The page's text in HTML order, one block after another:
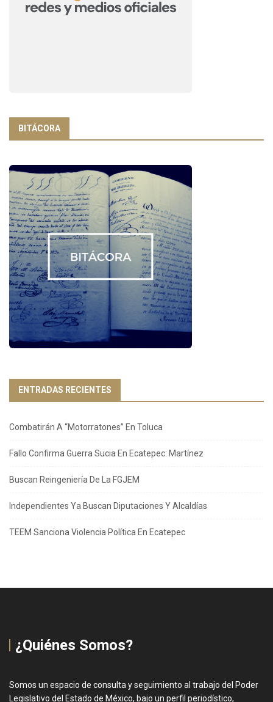
BITÁCORA
ENTRADAS RECIENTES
Combatirán A “Motorratones” En Toluca
Fallo Confirma Guerra Sucia En Ecatepec: Martínez
Buscan Reingeniería De La FGJEM
Independientes Ya Buscan Diputaciones Y Alcaldías
TEEM Sanciona Violencia Política En Ecatepec
¿Quiénes Somos?
Somos un espacio de consulta y seguimiento al trabajo del Poder
Legislativo del Estado de México, bajo un perfil periodístico,